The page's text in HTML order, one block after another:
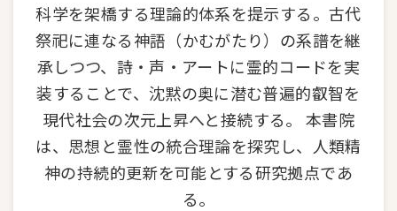
科学を架橋する理論的体系を提示する。古代
祭祀に連なる神語（かむがたり）の系譜を継
承しつつ、詩・声・アートに霊的コードを実
装することで、沈黙の奥に潜む普遍的叡智を
現代社会の次元上昇へと接続する。 本書院
は、思想と霊性の統合理論を探究し、人類精
神の持続的更新を可能とする研究拠点であ
る。